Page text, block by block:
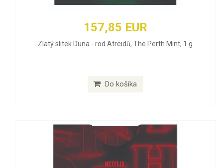
157,85 EUR
Zlatý slitek Duna - rod Atreidů, The Perth Mint, 1 g
Do košíka